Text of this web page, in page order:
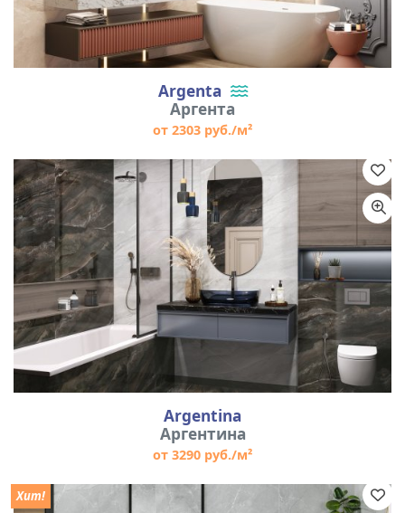
Argenta
Аргента
от 2303 руб./м²
Argentina
Аргентина
от 3290 руб./м²
Хит!